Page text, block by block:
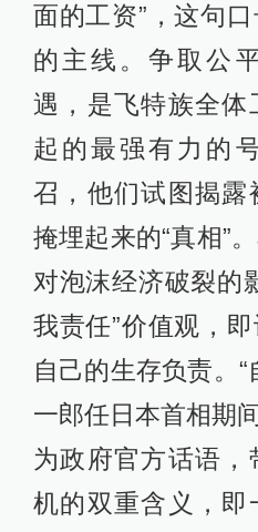
面的工资”，这句
的主线。争取公
遇，是飞特族全体
起的最强有力的
召，他们试图揭露
掩埋起来的“真相”
对泡沫经济破裂的
我责任”价值观，
自己的生存负责。
一郎任日本首相期
为政府官方话语
机的双重含义，即